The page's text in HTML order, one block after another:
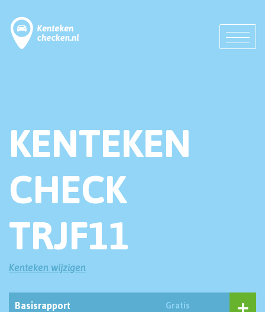
KENTEKEN
CHECK
TRJF11
Kenteken wijzigen
Basisrapport Gratis